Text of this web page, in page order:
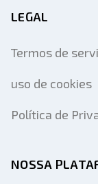
LEGAL
Termos de
uso de cookies
Política de
NOSSA